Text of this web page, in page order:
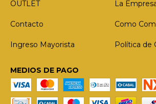
OUTLET La
Contacto Como
Ingreso Mayorista Política de
MEDIOS DE PAGO